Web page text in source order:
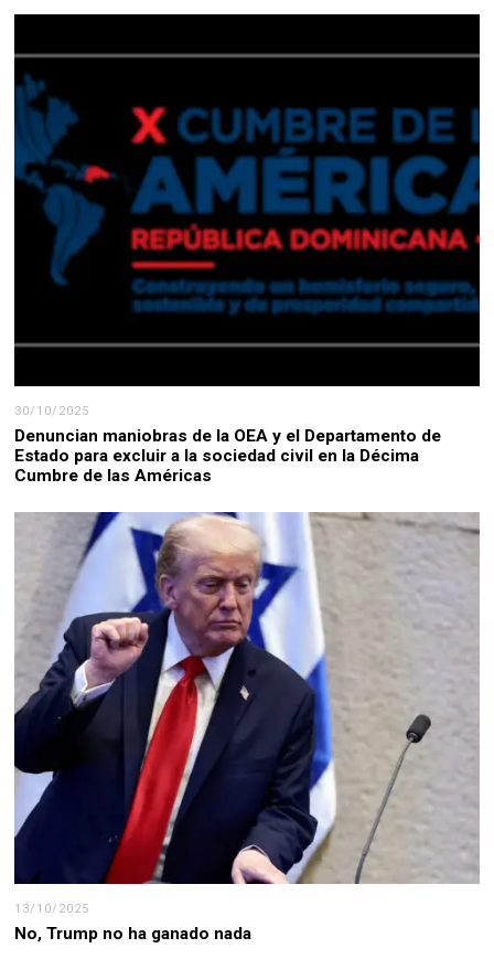
30/10/2025
Denuncian maniobras de la OEA y el Departamento de
Estado para excluir a la sociedad civil en la Décima
Cumbre de las Américas
13/10/2025
No, Trump no ha ganado nada